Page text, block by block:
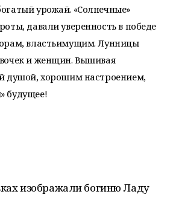
урожай. «Солнечные»
давали уверенность в победе
властьимущим. Лунницы
и женщин. Вышивая
душой, хорошим настроением,
будущее!
изображали богиню Ладу